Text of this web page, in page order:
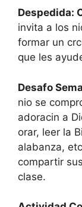
Despedida:
invita a los
formar un
que les
Desafo
nio se
adoracin a
orar, leer la
alabanza,
compartir
clase.